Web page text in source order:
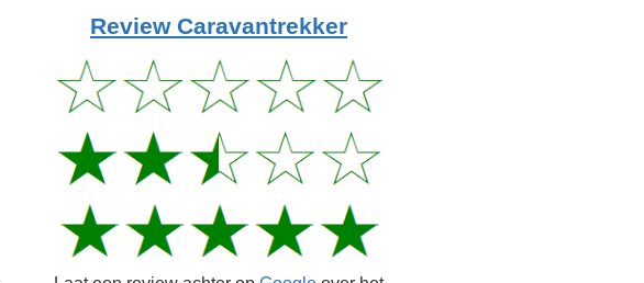
Review Caravantrekker